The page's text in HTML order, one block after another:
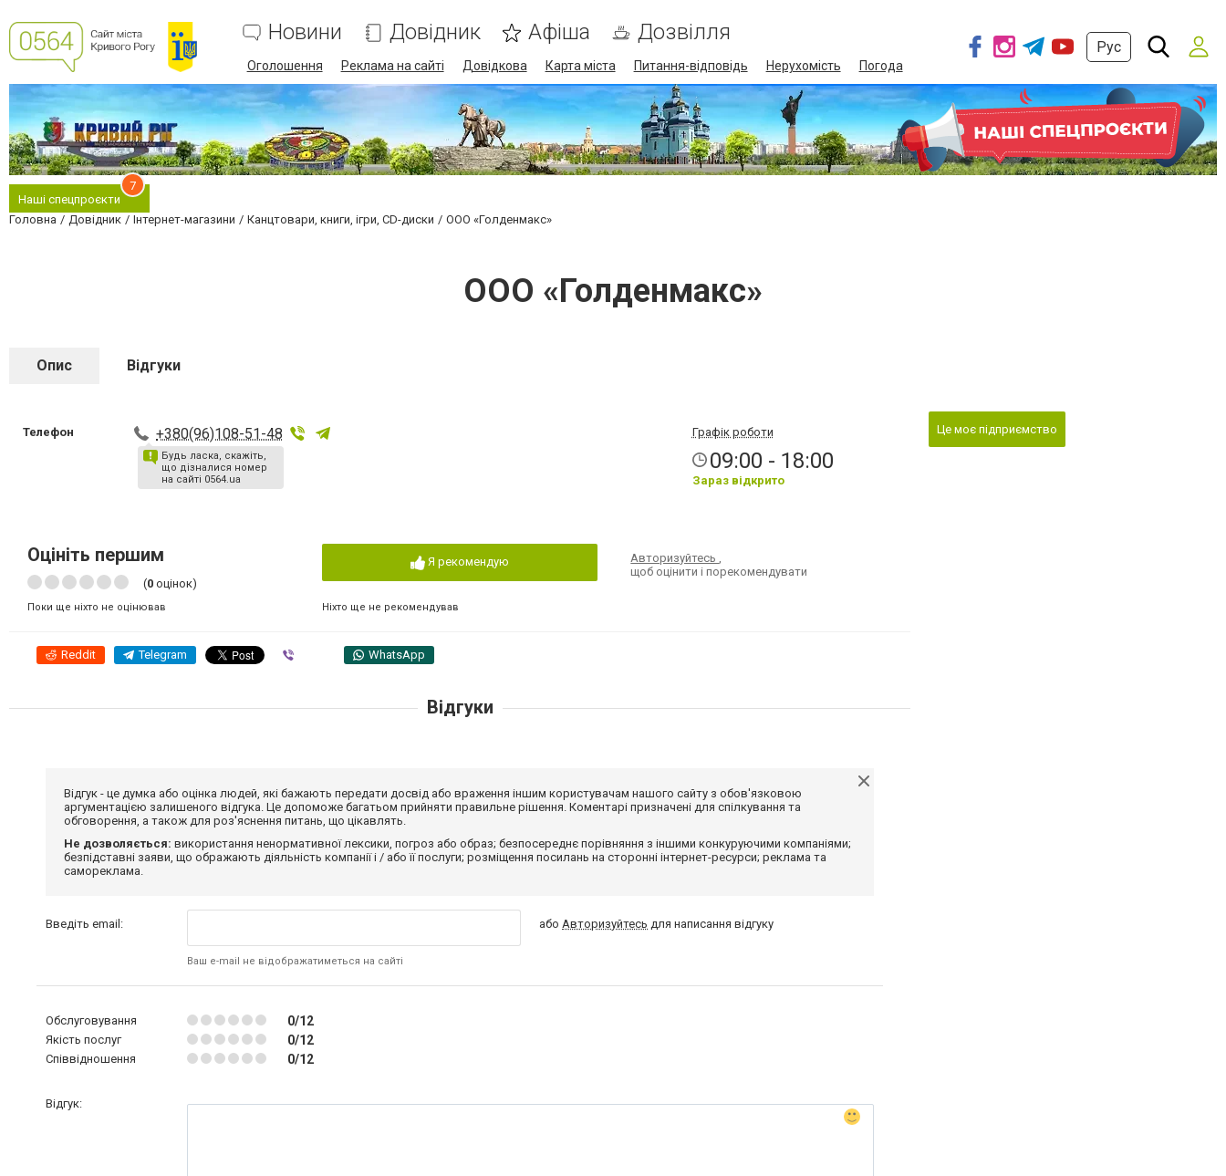
Новини Довідник Афіша Дозвілля
Оголошення Реклама на сайті Довідкова Карта міста Питання-відповідь Нерухомість Погода
Рус
Наші спецпроєкти
7
Головна Довідник Інтернет-магазини Канцтовари, книги, ігри, CD-диски ООО «Голденмакс»
ООО «Голденмакс»
Опис Відгуки
Телефон +380(96)108-51-48
Будь ласка, скажіть,
що дізналися номер
на сайті 0564.ua
Графік роботи
09:00 - 18:00
Зараз відкрито
Оцініть першим
(0 оцінок)
Поки ще ніхто не оцінював
Я рекомендую
Ніхто ще не рекомендував
Авторизуйтесь,
щоб оцінити і порекомендувати
Reddit Telegram WhatsApp
Це моє підприємство
Відгуки
Відгук - це думка або оцінка людей, які бажають передати досвід або враження іншим користувачам нашого сайту з обов'язковою
аргументацією залишеного відгука. Це допоможе багатьом прийняти правильне рішення. Коментарі призначені для спілкування та
обговорення, а також для роз'яснення питань, що цікавлять.
Не дозволяється: використання ненормативної лексики, погроз або образ; безпосереднє порівняння з іншими конкуруючими компаніями;
безпідставні заяви, що ображають діяльність компанії і / або її послуги; розміщення посилань на сторонні інтернет-ресурси; реклама та
самореклама.
Введіть email:
Ваш e-mail не відображатиметься на сайті
абоАвторизуйтесь для написання відгуку
Обслуговування 0/12
Якість послуг 0/12
Співвідношення 0/12
Відгук: